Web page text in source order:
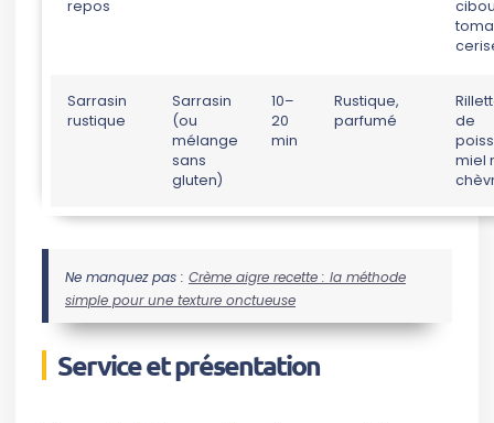
repos
Sarrasin
rustique
Sarrasin
(ou
mélange
sans
gluten)
10–
20
min
Rustique,
parfumé
de
miel
Ne manquez pas : Crème aigre recette : la méthode
simple pour une texture onctueuse
Service et présentation